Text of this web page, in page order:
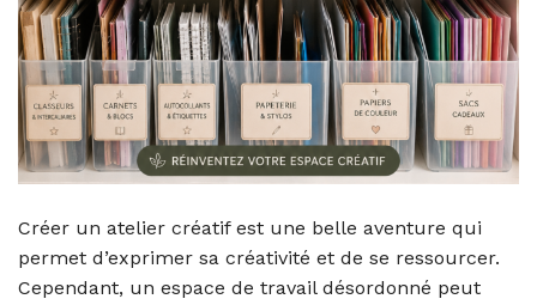
Créer un atelier créatif est une belle aventure qui
permet d’exprimer sa créativité et de se ressourcer.
Cependant, un espace de travail désordonné peut